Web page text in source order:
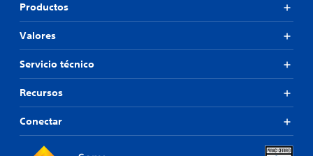
Productos
Valores
Servicio técnico
Recursos
Conectar